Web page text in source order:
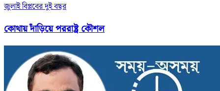
জুলাই বিপ্লবের দুই বছর
কোথায় দাঁড়িয়ে পররাষ্ট্র কৌশল